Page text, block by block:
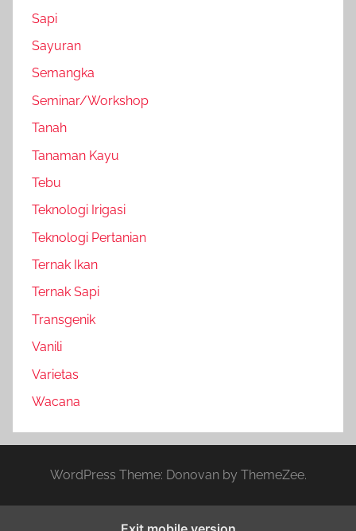
Sapi
Sayuran
Semangka
Seminar/Workshop
Tanah
Tanaman Kayu
Tebu
Teknologi Irigasi
Teknologi Pertanian
Ternak Ikan
Ternak Sapi
Transgenik
Vanili
Varietas
Wacana
WordPress Theme: Donovan by ThemeZee.